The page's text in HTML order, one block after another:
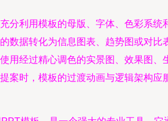
充分利用模板的母版、字体、色彩系
数据转化为信息图表、趋势图或对比
使用经过精心调色的实景图、效果图、
提案时，模板的过渡动画与逻辑架构